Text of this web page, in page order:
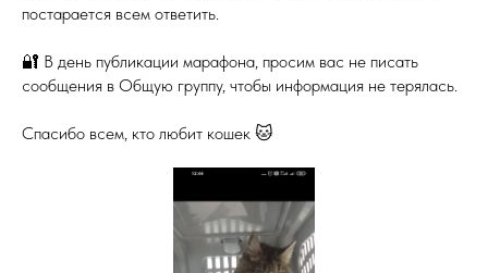
постарается всем ответить.
🔐 В день публикации марафона, просим вас не писать
сообщения в Общую группу, чтобы информация не терялась.
Спасибо всем, кто любит кошек 🐱